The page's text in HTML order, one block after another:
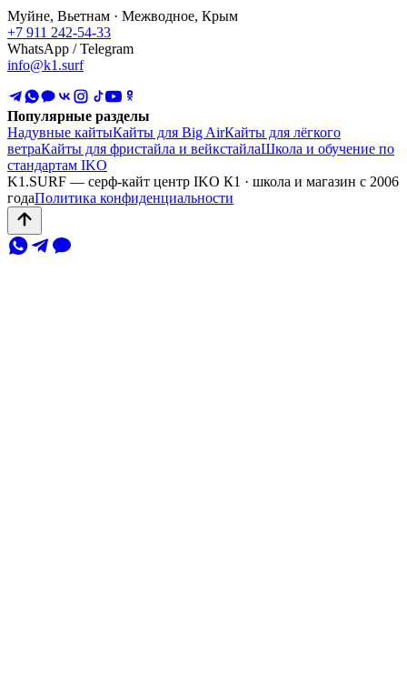
Муйне, Вьетнам · Межводное, Крым
+7 911 242-54-33
WhatsApp / Telegram
info@k1.surf
Популярные разделы
Надувные кайтыКайты для Big AirКайты для лёгкого
ветраКайты для фристайла и вейкстайлаШкола и обучение по
стандартам IKO
K1.SURF — серф-кайт центр IKO К1 · школа и магазин с 2006
годаПолитика конфиденциальности